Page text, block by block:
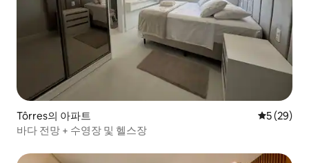
Tôrres의 아파트 평점 5점(5
5 (29)
바다 전망 + 수영장 및 헬스장